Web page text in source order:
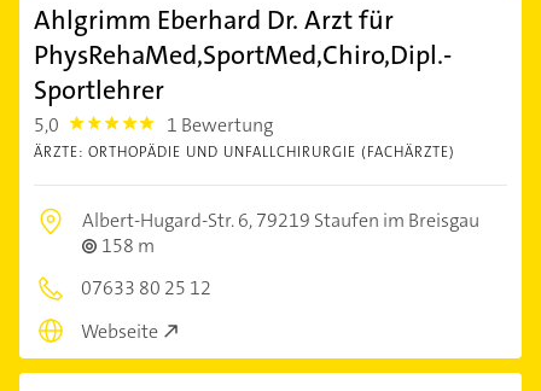
Ahlgrimm Eberhard Dr. Arzt für
PhysRehaMed,SportMed,Chiro,Dipl.-
Sportlehrer
5,0 5.0 1 Bewertung
ÄRZTE: ORTHOPÄDIE UND UNFALLCHIRURGIE (FACHÄRZTE)
Albert-Hugard-Str. 6,79219 Staufen im Breisgau
158 m
07633 80 25 12
Webseite